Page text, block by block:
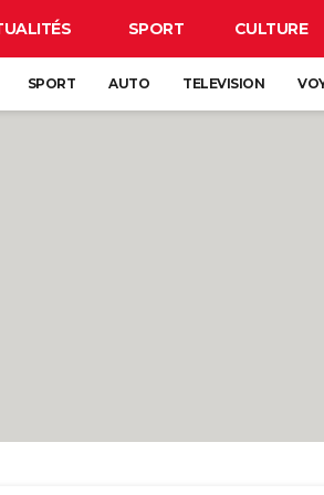
SPORT CULTURE
SPORT AUTO TELEVISION